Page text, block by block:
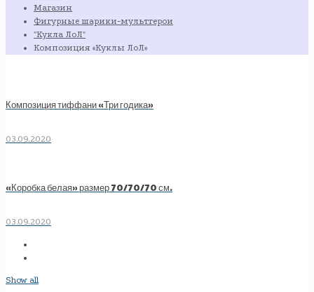
Магазин
Фигурные шарики-мультгерои
"Кукла ЛоЛ"
Композиция «Куклы ЛоЛ»
Композиция тиффани «Три годика»
03.09.2020
«Коробка белая» размер 70/70/70 см.
03.09.2020
Show all